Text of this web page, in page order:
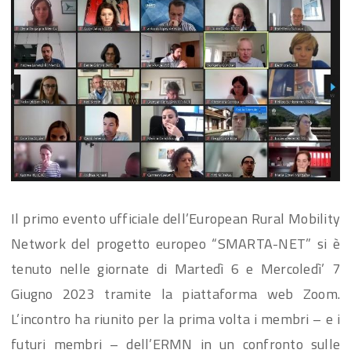
Il primo evento ufficiale dell’European Rural Mobility
Network del progetto europeo “SMARTA-NET” si è
tenuto nelle giornate di Martedì 6 e Mercoledì’ 7
Giugno 2023 tramite la piattaforma web Zoom.
L’incontro ha riunito per la prima volta i membri – e i
futuri membri – dell’ERMN in un confronto sulle